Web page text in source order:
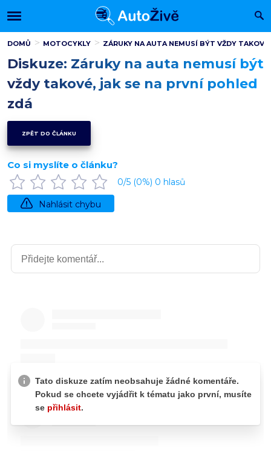
DOMŮ MOTOCYKLY ZÁRUKY NA AUTA NEMUSÍ BÝT VŽDY
Diskuze: Záruky na auta nemusí být
vždy takové, jak se na první pohled
zdá
ZPĚT DO ČLÁNKU
Co si myslíte o článku?
0/5 (0%) 0 hlasů
Nahlásit chybu